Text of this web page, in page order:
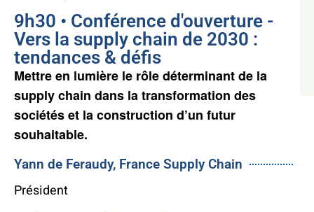
9h30 • Conférence d'ouverture -
Vers la supply chain de 2030 :
tendances & défis
Mettre en lumière le rôle déterminant de la
supply chain dans la transformation des
sociétés et la construction d’un futur
souhaitable.
Yann de Feraudy, France Supply Chain
Président